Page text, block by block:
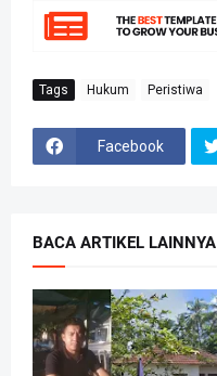
Tags Hukum Peristiwa
Facebook
BACA ARTIKEL LAINNYA